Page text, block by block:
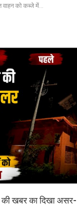
वाहन को कब्जे में...
खबर का दिखा असर-